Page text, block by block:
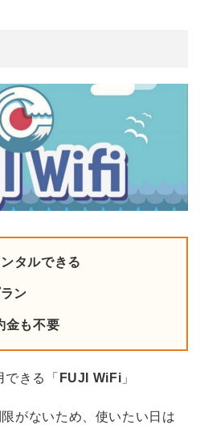
タルできる
ン
金も不要
きる「 FUJI WiFi 」
がないため、使いたい日は